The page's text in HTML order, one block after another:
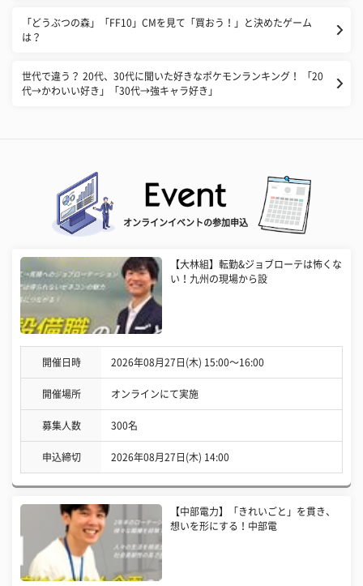
「どうぶつの森」「FF10」CMを見て「買おう！」と決めたゲーム
は？
世代で違う？ 20代、30代に聞いた好きなポケモンランキング！ 「20
代→かわいい好き」「30代→強キャラ好き」
オンラインイベントの参加申込
【大林組】転勤&ジョブローテは怖くな
い！九州の現場から設
開催日時 2026年08月27日(木) 15:00〜16:00
開催場所 オンラインにて実施
募集人数 300名
申込締切 2026年08月27日(木) 14:00
【中部電力】「きれいごと」を貫き、
想いを形にする！中部電